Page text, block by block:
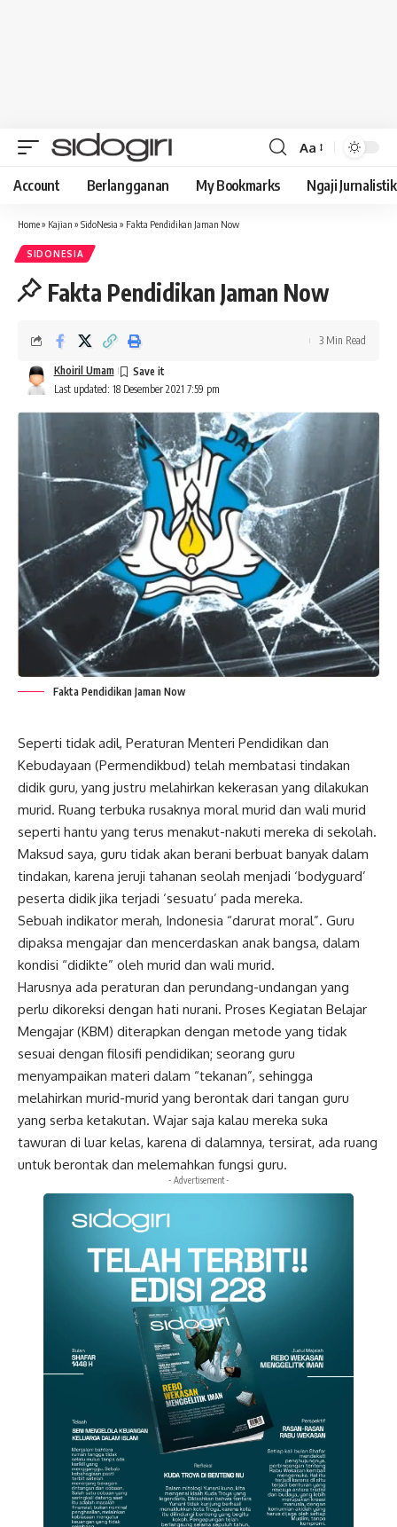
Font
Resizer
Aa
Account Berlangganan My Bookmarks Ngaji Jurnalistik
Home» Kajian » SidoNesia » Fakta Pendidikan Jaman Now
SIDONESIA
Fakta Pendidikan Jaman Now
Last updated: 18 Desember 2021 7:59 pm
Khoiril Umam
3 Min Read
Fakta Pendidikan Jaman Now
Seperti tidak adil, Peraturan Menteri Pendidikan dan
Kebudayaan (Permendikbud) telah membatasi tindakan
didik guru, yang justru melahirkan kekerasan yang dilakukan
murid. Ruang terbuka rusaknya moral murid dan wali murid
seperti hantu yang terus menakut-nakuti mereka di sekolah.
Maksud saya, guru tidak akan berani berbuat banyak dalam
tindakan, karena jeruji tahanan seolah menjadi ‘bodyguard’
peserta didik jika terjadi ‘sesuatu’ pada mereka.
Sebuah indikator merah, Indonesia “darurat moral”. Guru
dipaksa mengajar dan mencerdaskan anak bangsa, dalam
kondisi “didikte” oleh murid dan wali murid.
Harusnya ada peraturan dan perundang-undangan yang
perlu dikoreksi dengan hati nurani. Proses Kegiatan Belajar
Mengajar (KBM) diterapkan dengan metode yang tidak
sesuai dengan filosifi pendidikan; seorang guru
menyampaikan materi dalam “tekanan”, sehingga
melahirkan murid-murid yang berontak dari tangan guru
yang serba ketakutan. Wajar saja kalau mereka suka
tawuran di luar kelas, karena di dalamnya, tersirat, ada ruang
untuk berontak dan melemahkan fungsi guru.
- Advertisement -